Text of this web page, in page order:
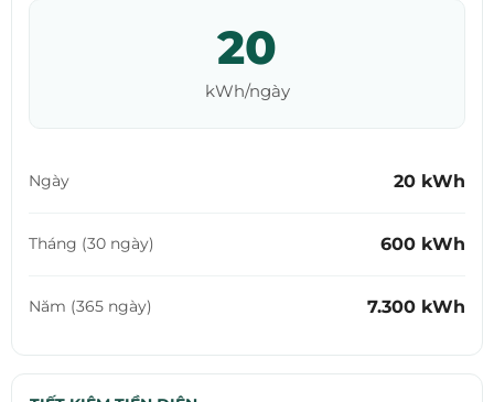
20
kWh/ngày
Ngày 20 kWh
Tháng (30 ngày) 600 kWh
Năm (365 ngày) 7.300 kWh